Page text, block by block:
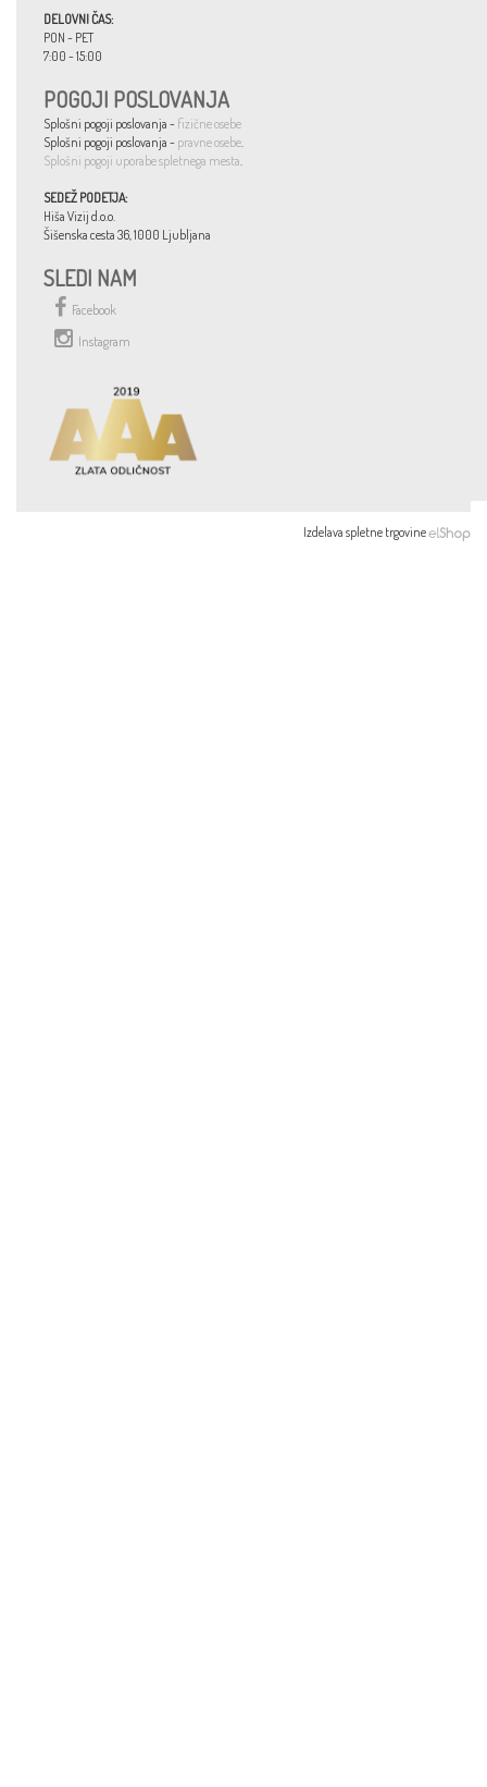
DELOVNI ČAS:
PON - PET
7:00 - 15:00
POGOJI POSLOVANJA
Splošni pogoji poslovanja - fizične osebe
Splošni pogoji poslovanja - pravne osebe.
Splošni pogoji uporabe spletnega mesta.
SEDEŽ PODETJA:
Hiša Vizij d.o.o.
Šišenska cesta 36, 1000 Ljubljana
SLEDI NAM
Facebook
Instagram
Izdelava spletne trgovine